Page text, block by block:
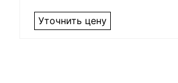
Уточнить цену